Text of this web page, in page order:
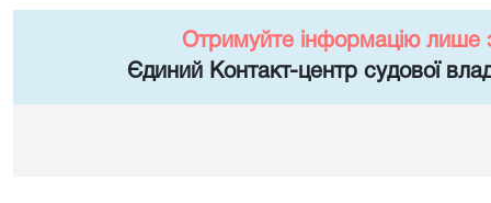
Отримуйте інформацію лише
Єдиний Контакт-центр судової